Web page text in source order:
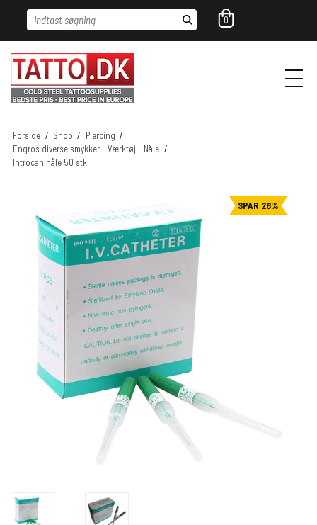
Indtast søgning 0
Forside / Shop / Piercing /
Engros diverse smykker - Værktøj - Nåle /
Introcan nåle 50 stk.
SPAR 28%